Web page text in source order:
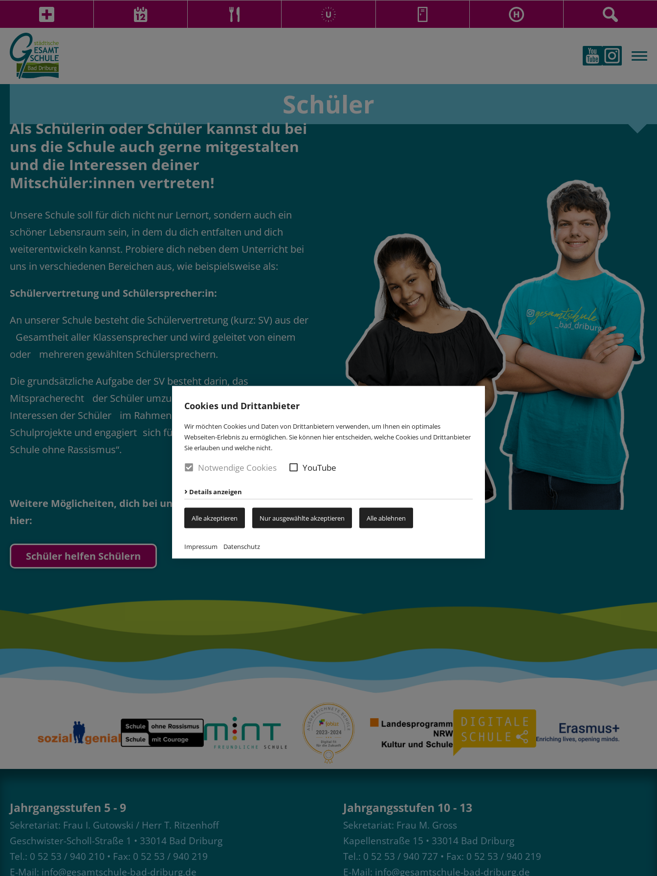
Cookies und Drittanbieter
Wir möchten Cookies und Daten von Drittanbietern verwenden, um Ihnen ein optimales
Webseiten-Erlebnis zu ermöglichen. Sie können hier entscheiden, welche Cookies und Drittanbieter
Sie erlauben und welche nicht.
Notwendige Cookies YouTube
Details anzeigen
Alle akzeptieren Nur ausgewählte akzeptieren Alle ablehnen
Impressum Datenschutz
Schüler
Als Schülerin oder Schüler kannst du bei
uns die Schule auch gerne mitgestalten
und die Interessen deiner
Mitschüler:innen vertreten!
Unsere Schule soll für dich nicht nur Lernort, sondern auch ein
schöner Lebensraum sein, in dem du dich entfalten und dich
weiterentwickeln kannst. Probiere dich neben dem Unterricht bei
uns in verschiedenen Bereichen aus, wie beispielsweise als:
Schülervertretung und Schülersprecher:in:
An unserer Schule besteht die Schülervertretung (kurz: SV) aus der
Gesamtheit aller Klassensprecher und wird geleitet von einem
oder mehreren gewählten Schülersprechern.
Die grundsätzliche Aufgabe der SV besteht darin, das
Mitspracherecht der Schüler umzusetzen. Sie setzt sich für die
Interessen der Schüler im Rahmen des Schulalltags ein, plant
Schulprojekte und engagiert sich für die Jugendinitiative „Eine
Schule ohne Rassismus“.
Weitere Möglicheiten, dich bei uns zu engangieren findest du
hier:
Schüler helfen Schülern
Jahrgangsstufen 5 - 9
Sekretariat: Frau I. Gutowski / Herr T. Ritzenhoff
Geschwister-Scholl-Straße 1 • 33014 Bad Driburg
Tel.: 0 52 53 / 940 210 • Fax: 0 52 53 / 940 219
E-Mail: info@gesamtschule-bad-driburg.de
Jahrgangsstufen 10 - 13
Sekretariat: Frau M. Gross
Kapellenstraße 15 • 33014 Bad Driburg
Tel.: 0 52 53 / 940 727 • Fax: 0 52 53 / 940 219
E-Mail: info@gesamtschule-bad-driburg.de